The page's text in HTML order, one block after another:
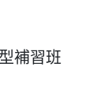
補習班